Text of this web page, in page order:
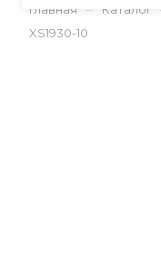
Главная – Каталог
XS1930-10